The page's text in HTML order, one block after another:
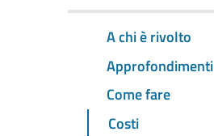
A chi è rivolto
Approfondimenti
Come fare
Costi